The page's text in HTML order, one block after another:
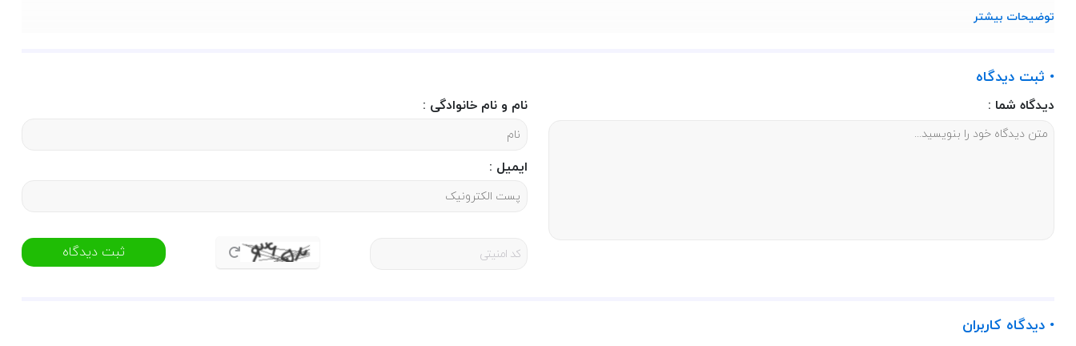
مشخصات کتاب به جای موشک کاغذی
قیمت کتاب
برای خریدکتاب خوب
توضیحات بیشتر
• ثبت دیدگاه
دیدگاه شما : نام و نام خانوادگی :
ایمیل :
ثبت دیدگاه
• دیدگاه کاربران